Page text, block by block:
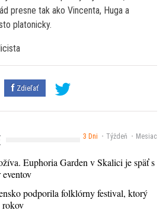
presne tak ako Vincenta, Huga a
platonicky.
Zdieľať
3 Dni Týždeň Mesiac
Euphoria Garden v Skalici je späť s
podporila folklórny festival, ktorý
rokov